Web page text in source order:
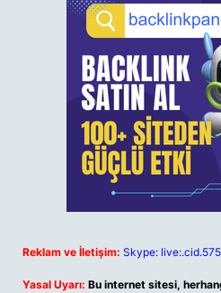
Reklam ve İletişim: Skype:
Yasal Uyarı: Bu internet sitesi,